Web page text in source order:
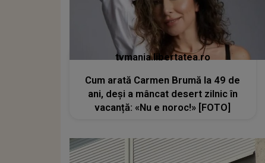
tvmania.libertatea.ro
Cum arată Carmen Brumă la 49 de
ani, deși a mâncat desert zilnic în
vacanță: «Nu e noroc!» [FOTO]